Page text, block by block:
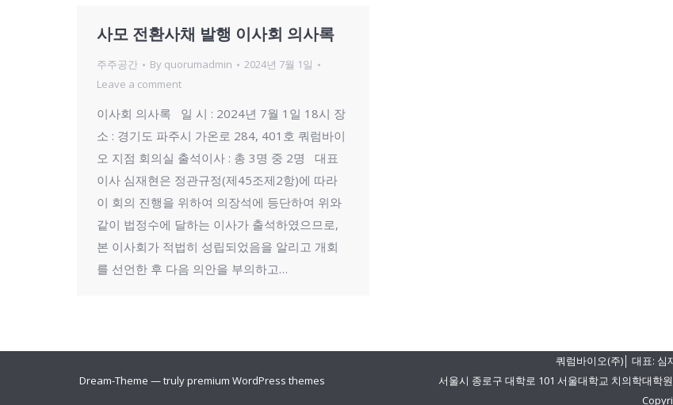
사모 전환사채 발행 이사회 의사록
주주공간 By quorumadmin
2024년 7월 1일
Leave a comment
이사회 의사록 일 시 : 2024년 7월 1일 18시 장
소 : 경기도 파주시 가온로 284, 401호 쿼럼바이
오 지점 회의실 출석이사 : 총 3명 중 2명 대표
이사 심재현은 정관규정(제45조제2항)에 따라
이 회의 진행을 위하여 의장석에 등단하여 위와
같이 법정수에 달하는 이사가 출석하였으므로,
본 이사회가 적법히 성립되었음을 알리고 개회
를 선언한 후 다음 의안을 부의하고…
Dream-Theme — trulypremium WordPress themes
쿼럼바이오(주)│ 대표: 심
서울시 종로구 대학로 101 서울대학교 치의학대학